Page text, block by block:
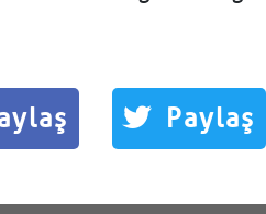
Paylaş